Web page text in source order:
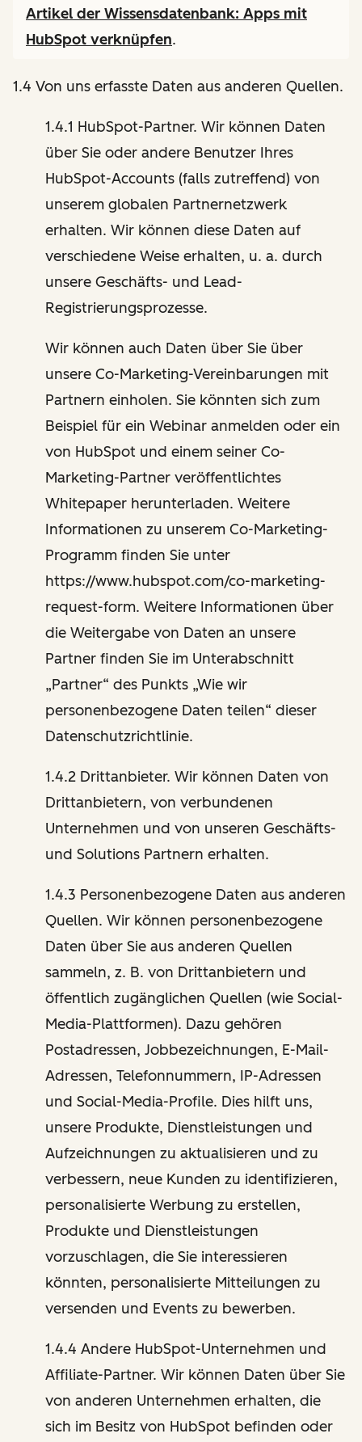
Artikel der Wissensdatenbank: Apps mit
HubSpot verknüpfen.
1.4 Von uns erfasste Daten aus anderen Quellen.
1.4.1 HubSpot-Partner. Wir können Daten
über Sie oder andere Benutzer Ihres
HubSpot-Accounts (falls zutreffend) von
unserem globalen Partnernetzwerk
erhalten. Wir können diese Daten auf
verschiedene Weise erhalten, u. a. durch
unsere Geschäfts- und Lead-
Registrierungsprozesse.
Wir können auch Daten über Sie über
unsere Co-Marketing-Vereinbarungen mit
Partnern einholen. Sie könnten sich zum
Beispiel für ein Webinar anmelden oder ein
von HubSpot und einem seiner Co-
Marketing-Partner veröffentlichtes
Whitepaper herunterladen. Weitere
Informationen zu unserem Co-Marketing-
Programm finden Sie unter
https://www.hubspot.com/co-marketing-
request-form. Weitere Informationen über
die Weitergabe von Daten an unsere
Partner finden Sie im Unterabschnitt
„Partner“ des Punkts „Wie wir
personenbezogene Daten teilen“ dieser
Datenschutzrichtlinie.
1.4.2 Drittanbieter. Wir können Daten von
Drittanbietern, von verbundenen
Unternehmen und von unseren Geschäfts-
und Solutions Partnern erhalten.
1.4.3 Personenbezogene Daten aus anderen
Quellen. Wir können personenbezogene
Daten über Sie aus anderen Quellen
sammeln, z. B. von Drittanbietern und
öffentlich zugänglichen Quellen (wie Social-
Media-Plattformen). Dazu gehören
Postadressen, Jobbezeichnungen, E-Mail-
Adressen, Telefonnummern, IP-Adressen
und Social-Media-Profile. Dies hilft uns,
unsere Produkte, Dienstleistungen und
Aufzeichnungen zu aktualisieren und zu
verbessern, neue Kunden zu identifizieren,
personalisierte Werbung zu erstellen,
Produkte und Dienstleistungen
vorzuschlagen, die Sie interessieren
könnten, personalisierte Mitteilungen zu
versenden und Events zu bewerben.
1.4.4 Andere HubSpot-Unternehmen und
Affiliate-Partner. Wir können Daten über Sie
von anderen Unternehmen erhalten, die
sich im Besitz von HubSpot befinden oder